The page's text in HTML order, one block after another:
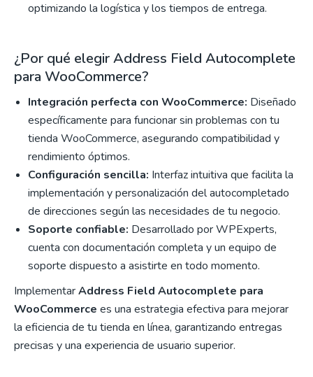
optimizando la logística y los tiempos de entrega.
¿Por qué elegir Address Field Autocomplete
para WooCommerce?
Integración perfecta con WooCommerce: Diseñado
específicamente para funcionar sin problemas con tu
tienda WooCommerce, asegurando compatibilidad y
rendimiento óptimos.
Configuración sencilla: Interfaz intuitiva que facilita la
implementación y personalización del autocompletado
de direcciones según las necesidades de tu negocio.
Soporte confiable: Desarrollado por WPExperts,
cuenta con documentación completa y un equipo de
soporte dispuesto a asistirte en todo momento.
ImplementarAddress Field Autocomplete para
WooCommerce es una estrategia efectiva para mejorar
la eficiencia de tu tienda en línea, garantizando entregas
precisas y una experiencia de usuario superior.